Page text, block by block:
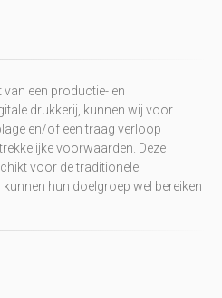
een productie- en
drukkerij, kunnen wij voor
en/of een traag verloop
voorwaarden. Deze
voor de traditionele
hun doelgroep wel bereiken